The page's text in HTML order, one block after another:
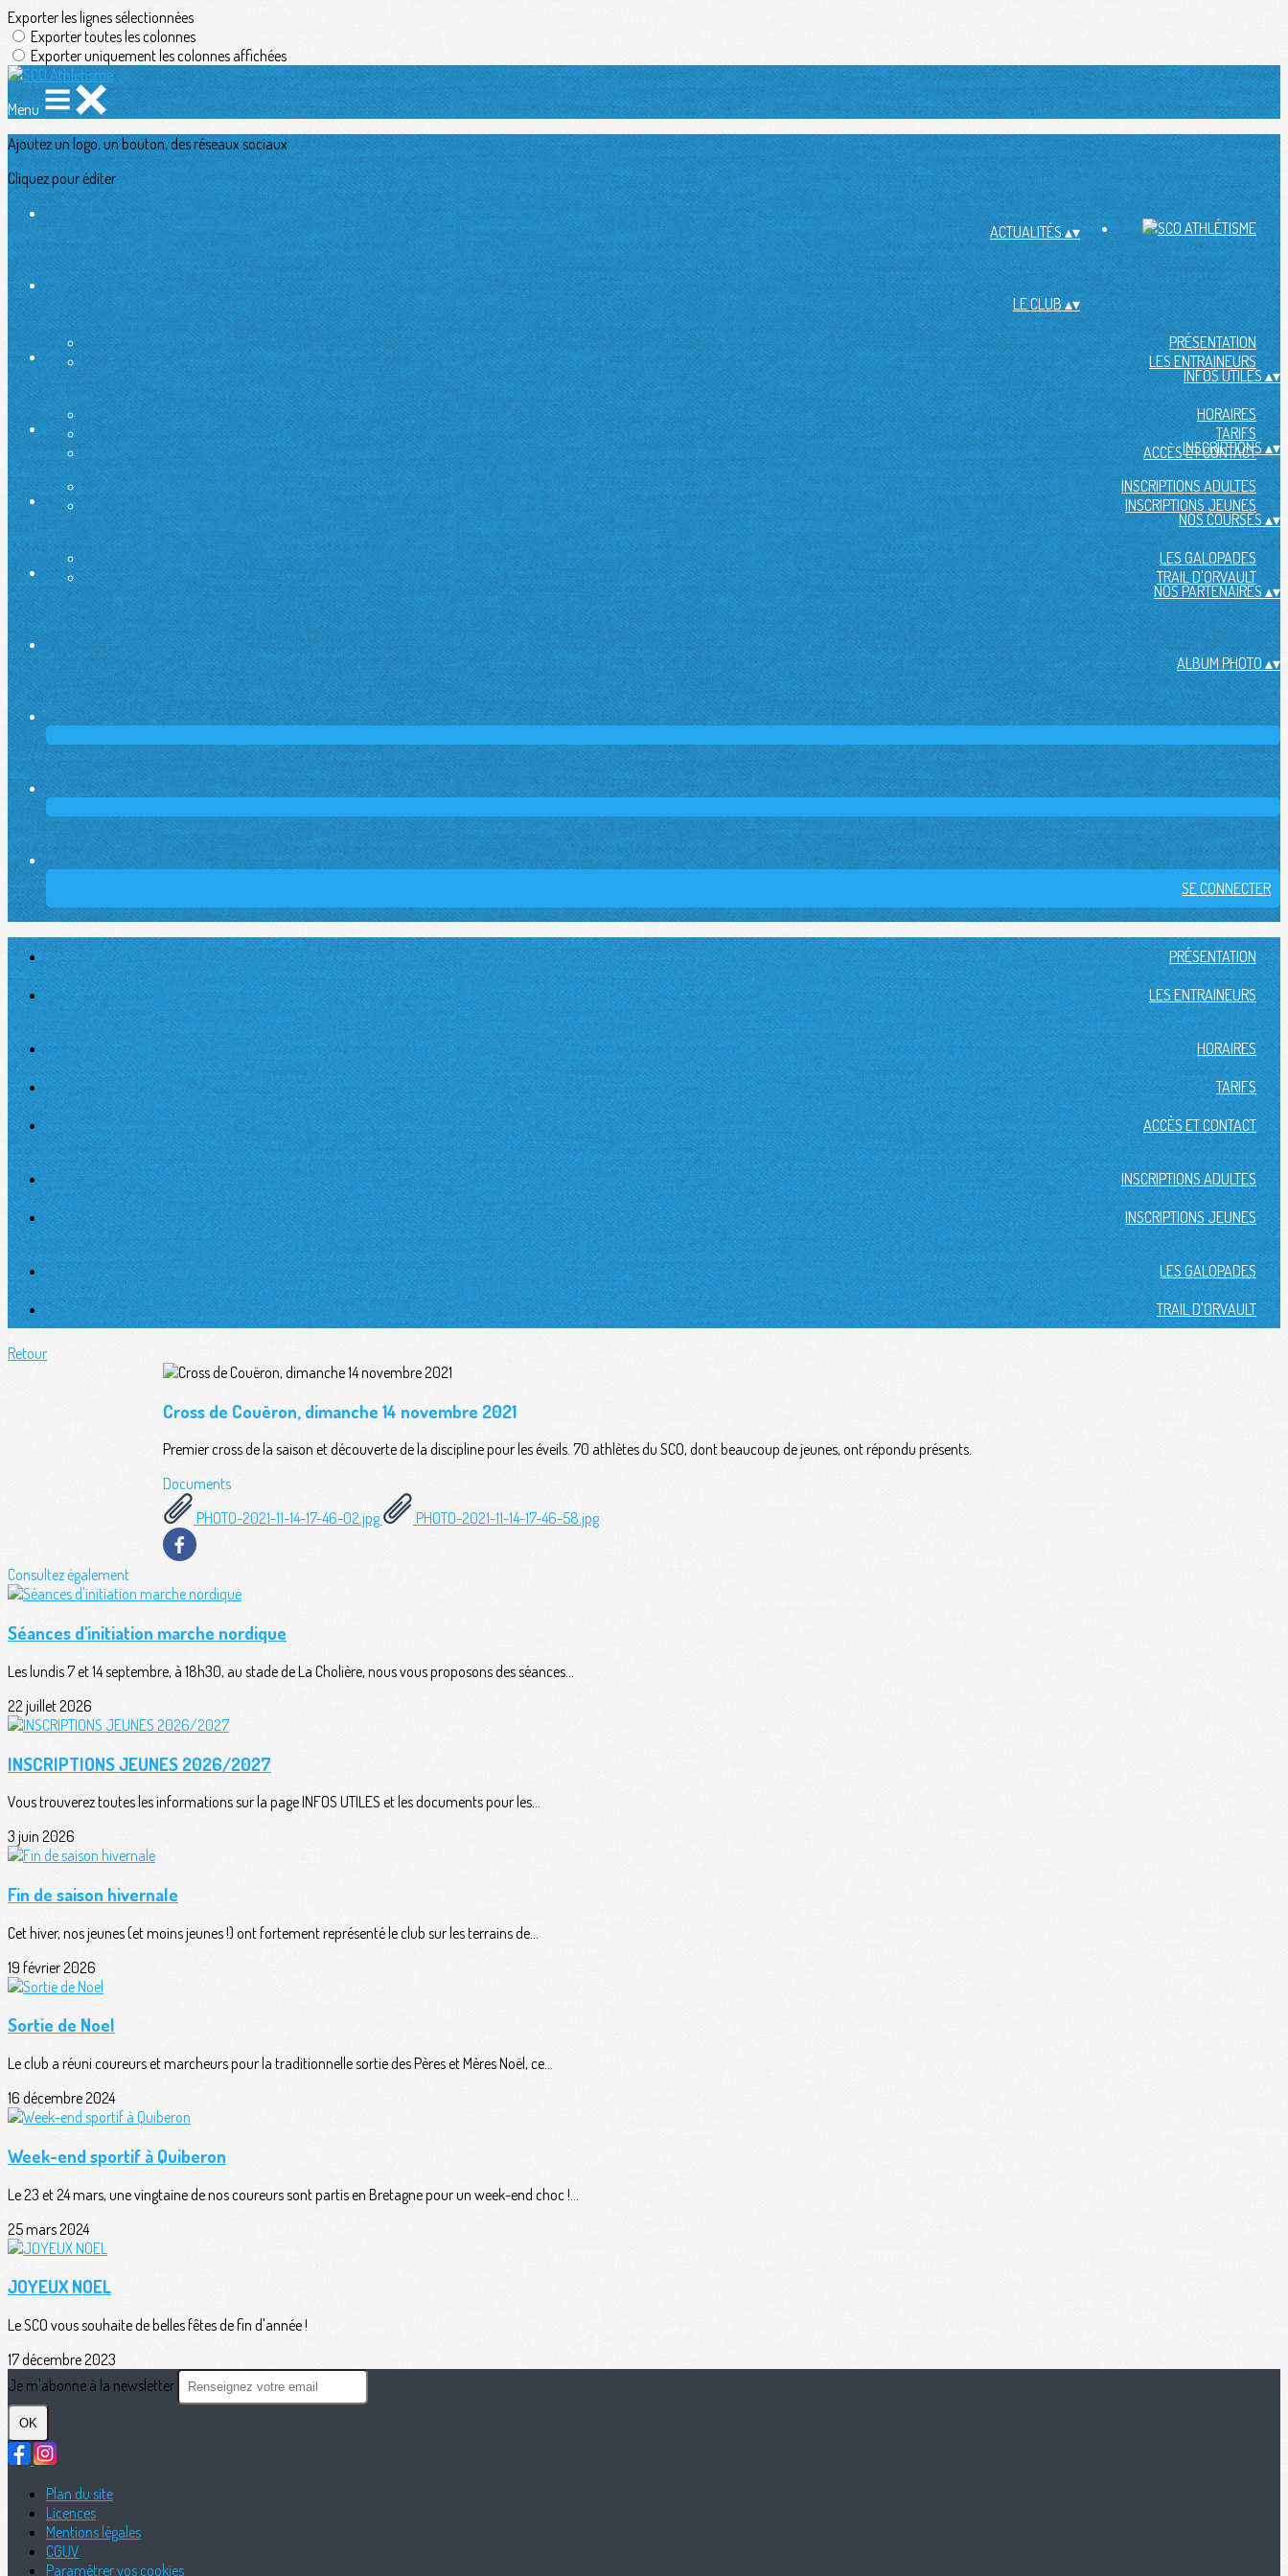
Exporter les lignes sélectionnées
Exporter toutes les colonnes
Exporter uniquement les colonnes affichées
Menu
Ajoutez un logo, un bouton, des réseaux sociaux
Cliquez pour éditer
ACTUALITÉS▴▾
LE CLUB▴▾
PRÉSENTATION
LES ENTRAINEURS
INFOS UTILES▴▾
HORAIRES
TARIFS
ACCÈS ET CONTACT
INSCRIPTIONS▴▾
INSCRIPTIONS ADULTES
INSCRIPTIONS JEUNES
NOS COURSES▴▾
LES GALOPADES
TRAIL D'ORVAULT
NOS PARTENAIRES▴▾
ALBUM PHOTO▴▾
SE CONNECTER
PRÉSENTATION
LES ENTRAINEURS
HORAIRES
TARIFS
ACCÈS ET CONTACT
INSCRIPTIONS ADULTES
INSCRIPTIONS JEUNES
LES GALOPADES
TRAIL D'ORVAULT
Retour
Cross de Couëron, dimanche 14 novembre 2021
Premier cross de la saison et découverte de la discipline pour les éveils. 70 athlètes du SCO, dont beaucoup de jeunes, ont répondu présents.
Documents
PHOTO-2021-11-14-17-46-02.jpg
PHOTO-2021-11-14-17-46-58.jpg
Consultez également
Séances d'initiation marche nordique
Les lundis 7 et 14 septembre, à 18h30, au stade de La Cholière, nous vous proposons des séances...
22 juillet 2026
INSCRIPTIONS JEUNES 2026/2027
Vous trouverez toutes les informations sur la page INFOS UTILES et les documents pour les...
3 juin 2026
Fin de saison hivernale
Cet hiver, nos jeunes (et moins jeunes !) ont fortement représenté le club sur les terrains de...
19 février 2026
Sortie de Noel
Le club a réuni coureurs et marcheurs pour la traditionnelle sortie des Pères et Mères Noël, ce...
16 décembre 2024
Week-end sportif à Quiberon
Le 23 et 24 mars, une vingtaine de nos coureurs sont partis en Bretagne pour un week-end choc !...
25 mars 2024
JOYEUX NOEL
Le SCO vous souhaite de belles fêtes de fin d'année !
17 décembre 2023
Je m'abonne à la newsletter
OK
Plan du site
Licences
Mentions légales
CGUV
Paramétrer vos cookies